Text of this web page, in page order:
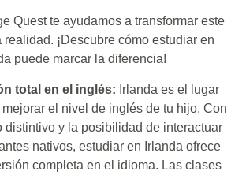
Quest te ayudamos a transformar este
¡Descubre cómo estudiar en
puede marcar la diferencia!
total en el inglés: Irlanda es el lugar
el nivel de inglés de tu hijo. Con
distintivo y la posibilidad de interactuar
nativos, estudiar en Irlanda ofrece
completa en el idioma. Las clases